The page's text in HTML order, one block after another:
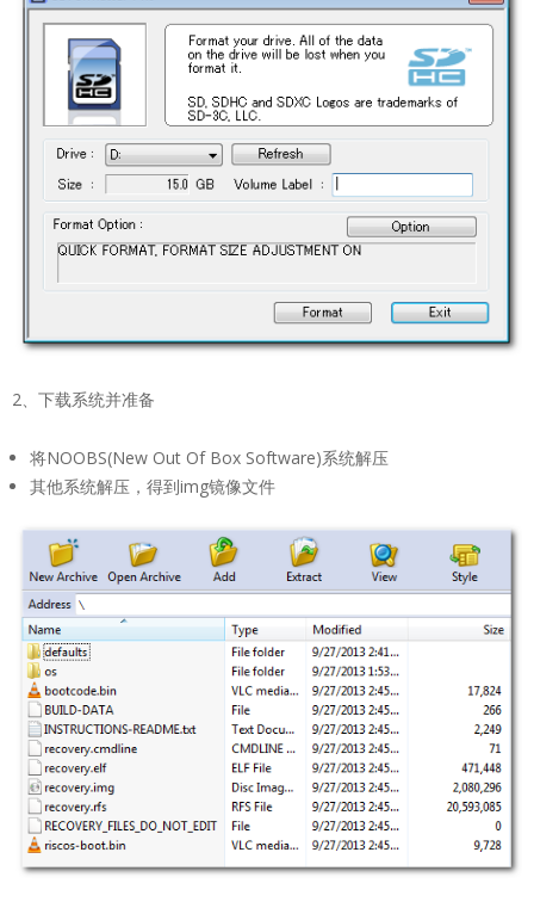
2、下载系统并准备
将NOOBS(New Out Of Box Software)系统解压
其他系统解压，得到img镜像文件